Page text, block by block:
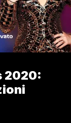
2020: